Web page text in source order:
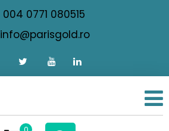
004 0771 080515
info@parisgold.ro